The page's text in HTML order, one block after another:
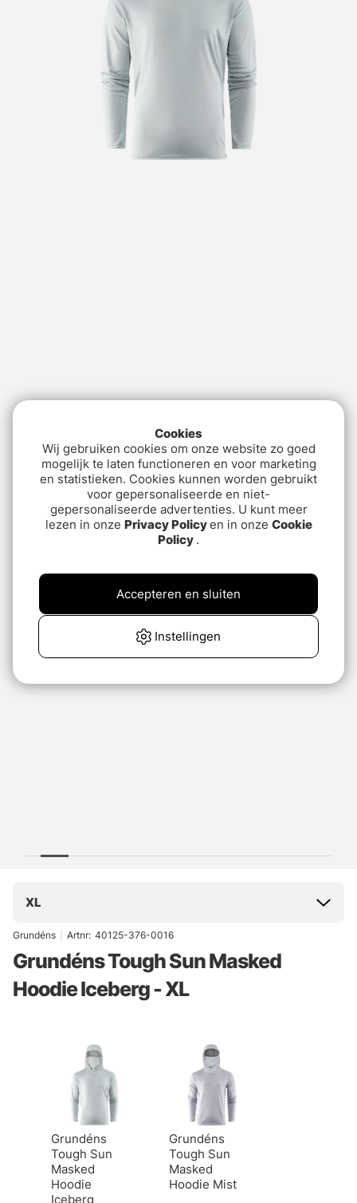
XL
Grundéns Artnr: 40125-376-0016
Grundéns Tough Sun Masked
Hoodie Iceberg - XL
Grundéns
Tough Sun
Masked
Hoodie
Iceberg
Grundéns
Tough Sun
Masked
Hoodie Mist
Cookies
Wij gebruiken cookies om onze website zo goed
mogelijk te laten functioneren en voor marketing
en statistieken. Cookies kunnen worden gebruikt
voor gepersonaliseerde en niet-
gepersonaliseerde advertenties. U kunt meer
lezen in onze Privacy Policyen in onze Cookie
Policy .
Instellingen
Accepteren en sluiten